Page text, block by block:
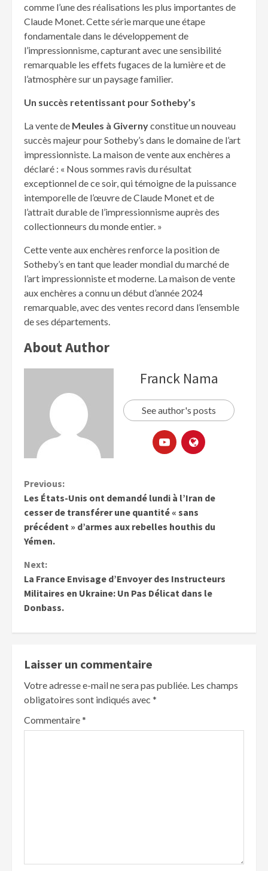
comme l’une des réalisations les plus importantes de
Claude Monet. Cette série marque une étape
fondamentale dans le développement de
l’impressionnisme, capturant avec une sensibilité
remarquable les effets fugaces de la lumière et de
l’atmosphère sur un paysage familier.
Un succès retentissant pour Sotheby’s
La vente de Meules à Givernyconstitue un nouveau
succès majeur pour Sotheby’s dans le domaine de l’art
impressionniste. La maison de vente aux enchères a
déclaré : « Nous sommes ravis du résultat
exceptionnel de ce soir, qui témoigne de la puissance
intemporelle de l’œuvre de Claude Monet et de
l’attrait durable de l’impressionnisme auprès des
collectionneurs du monde entier. »
Cette vente aux enchères renforce la position de
Sotheby’s en tant que leader mondial du marché de
l’art impressionniste et moderne. La maison de vente
aux enchères a connu un début d’année 2024
remarquable, avec des ventes record dans l’ensemble
de ses départements.
About Author
Franck Nama
See author's posts
Previous:
Les États-Unis ont demandé lundi à l’Iran de
cesser de transférer une quantité « sans
précédent » d’armes aux rebelles houthis du
Yémen.
Next:
La France Envisage d’Envoyer des Instructeurs
Militaires en Ukraine: Un Pas Délicat dans le
Donbass.
Laisser un commentaire
Votre adresse e-mail ne sera pas publiée. Les champs
obligatoires sont indiqués avec *
Commentaire*